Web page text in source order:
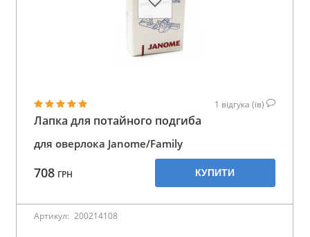
1 відгука (ів)
Лапка для потайного подгиба
для оверлока Janome/Family
708 ГРН КУПИТИ
Артикул: 200214108